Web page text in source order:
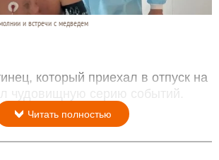
и встречи с медведем
который приехал в отпуск на
чудовищную серию событий.
Читать полностью